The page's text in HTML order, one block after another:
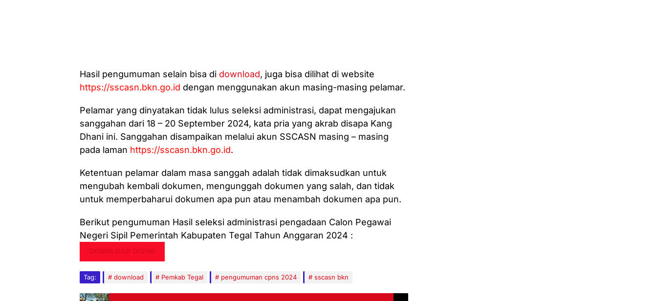
Hasil pengumuman selain bisa di download, juga bisa dilihat di website
https://sscasn.bkn.go.id dengan menggunakan akun masing-masing pelamar.
Pelamar yang dinyatakan tidak lulus seleksi administrasi, dapat mengajukan
sanggahan dari 18 – 20 September 2024, kata pria yang akrab disapa Kang
Dhani ini. Sanggahan disampaikan melalui akun SSCASN masing – masing
pada laman https://sscasn.bkn.go.id.
Ketentuan pelamar dalam masa sanggah adalah tidak dimaksudkan untuk
mengubah kembali dokumen, mengunggah dokumen yang salah, dan tidak
untuk memperbaharui dokumen apa pun atau menambah dokumen apa pun.
Berikut pengumuman Hasil seleksi administrasi pengadaan Calon Pegawai
Negeri Sipil Pemerintah Kabupaten Tegal Tahun Anggaran 2024 :
DOWNLOAD DISINI
Tag: download Pemkab Tegal pengumuman cpns 2024 sscasn bkn